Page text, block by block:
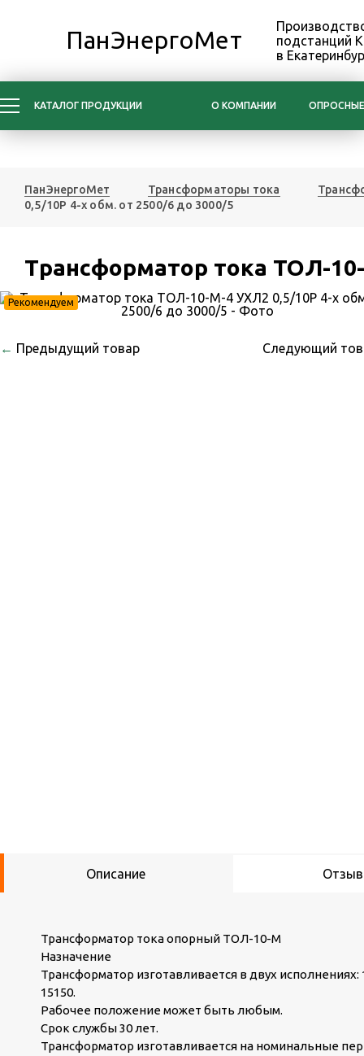
ПанЭнергоМет
подстанций
в
КАТАЛОГ ПРОДУКЦИИ О КОМПАНИИ
ПанЭнергоМет Трансформаторы тока
0,5/10Р 4-х обм. от 2500/6 до 3000/5
Трансформатор тока ТОЛ-
Рекомендуем
← Предыдущий товар Следующий
Описание
Трансформатор тока опорный ТОЛ-10-М
Назначение
Трансформатор изготавливается в двух
15150.
Рабочее положение может быть любым.
Срок службы 30 лет.
Трансформатор изготавливается на номинальные